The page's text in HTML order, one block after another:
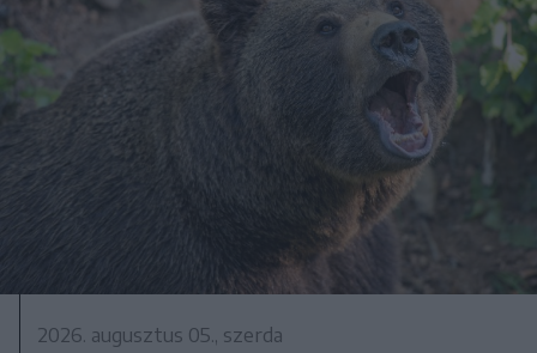
2026. augusztus 05., szerda